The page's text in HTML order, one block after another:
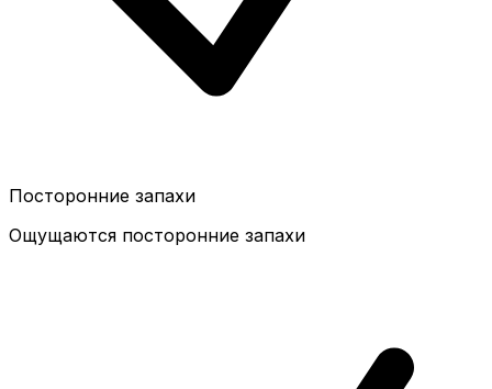
Посторонние запахи
Ощущаются посторонние запахи